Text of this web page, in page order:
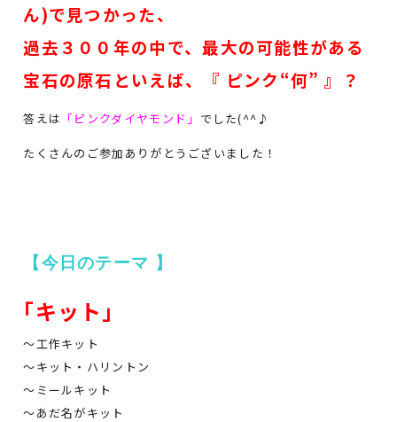
ん)で見つかった、
過去３００年の中で、最大の可能性がある
宝石の原石といえば、『 ピンク“何” 』？
答えは 「ピンクダイヤモンド」 でした(^^♪
たくさんのご参加ありがとうございました！
【今日のテーマ 】
｢キット｣
～工作キット
～キット・ハリントン
～ミールキット
～あだ名がキット